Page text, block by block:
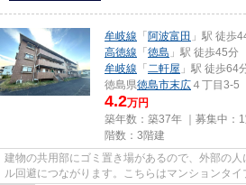
牟岐線 「 阿波富田 」駅 徒歩
高徳線 「 徳島 」駅 徒歩45分
牟岐線 「 二軒屋 」駅 徒歩64
徳島県徳島市末広 ４丁目3-5
4.2万円
築年数：築37年 ｜募集中：
階数：3階建
建物の共用部にゴミ置き場があるので、外部の
ル回避につながります。こちらはマンションタ